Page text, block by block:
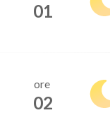
01
ore
02